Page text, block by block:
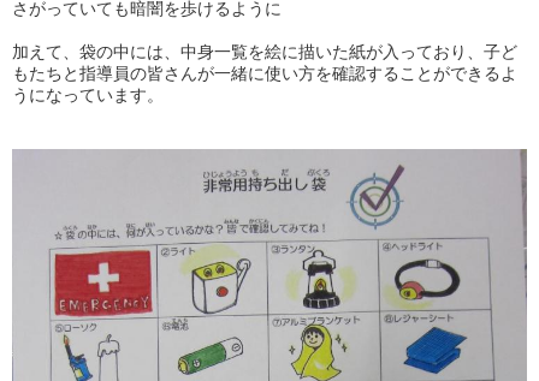
さがっていても暗闇を歩けるように
加えて、袋の中には、中身一覧を絵に描いた紙が入っており、子ど
もたちと指導員の皆さんが一緒に使い方を確認することができるよ
うになっています。